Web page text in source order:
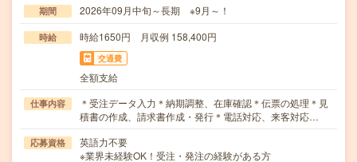
期間 2026年09月中旬～長期 ※9月～！
時給 時給1650円 月収例 158,400円
交通費
全額支給
仕事内容
＊受注データ入力＊納期調整、在庫確認＊伝票の処理＊見
積書の作成、請求書作成・発行＊電話対応、来客対応…
応募資格
英語力不要
※業界未経験OK！受注・発注の経験がある方